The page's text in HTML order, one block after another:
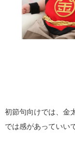
初節句向けでは、金
では感があっていい